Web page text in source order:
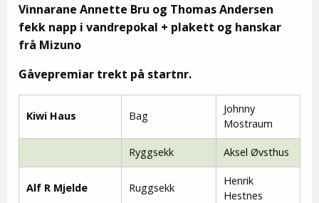
Vinnarane Annette Bru og Thomas Andersen
fekk napp i vandrepokal + plakett og hanskar
frå Mizuno
Gåvepremiar trekt på startnr.
Kiwi Haus Bag
Johnny
Mostraum
Ryggsekk Aksel Øvsthus
Alf R Mjelde Ruggsekk
Henrik
Hestnes